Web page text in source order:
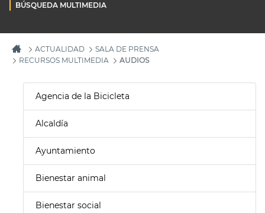
BÚSQUEDA MULTIMEDIA
ACTUALIDAD
SALA DE PRENSA
RECURSOS MULTIMEDIA
AUDIOS
Agencia de la Bicicleta
Alcaldía
Ayuntamiento
Bienestar animal
Bienestar social